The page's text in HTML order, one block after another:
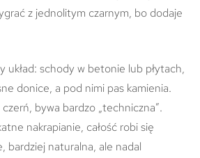
z jednolitym czarnym, bo dodaje
układ: schody w betonie lub płytach,
donice, a pod nimi pas kamienia.
bywa bardzo „techniczna”.
nakrapianie, całość robi się
bardziej naturalna, ale nadal